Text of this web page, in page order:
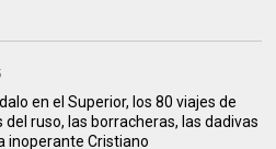
en el Superior, los 80 viajes de
del ruso, las borracheras, las dadivas
inoperante Cristiano